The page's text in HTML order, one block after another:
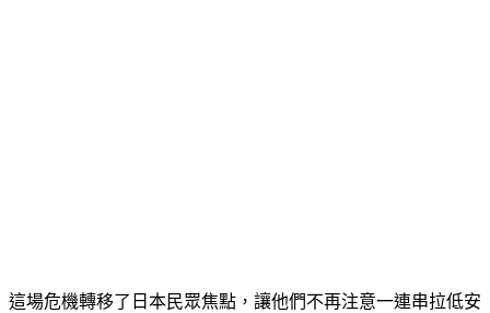
這場危機轉移了日本民眾焦點，讓他們不再注意一連串拉低安